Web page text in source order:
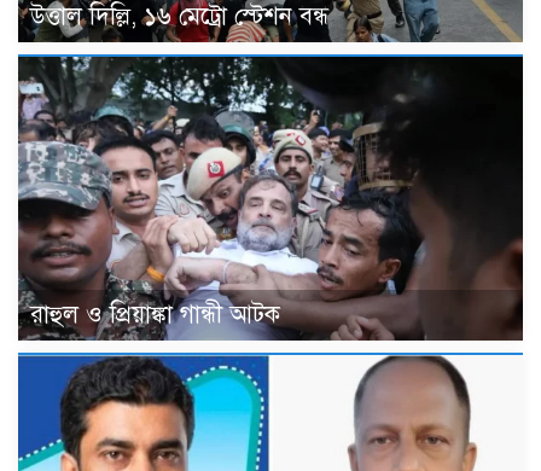
উত্তাল দিল্লি, ১৬ মেট্রো স্টেশন বন্ধ
রাহুল ও প্রিয়াঙ্কা গান্ধী আটক